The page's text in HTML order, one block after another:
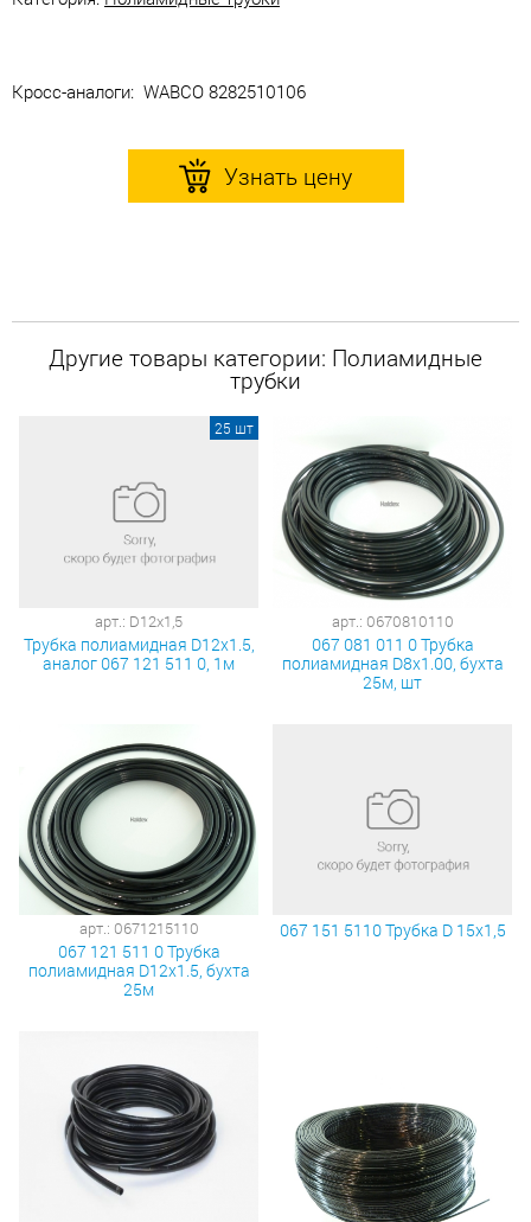
Кросс-аналоги: WABCO 8282510106
Узнать цену
Другие товары категории: Полиамидные
трубки
арт.: D12х1,5
Трубка полиамидная D12x1.5,
аналог 067 121 511 0, 1м
25 шт
арт.: 0670810110
067 081 011 0 Трубка
полиамидная D8x1.00, бухта
25м, шт
арт.: 0671215110
067 121 511 0 Трубка
полиамидная D12x1.5, бухта
25м
067 151 5110 Трубка D 15х1,5